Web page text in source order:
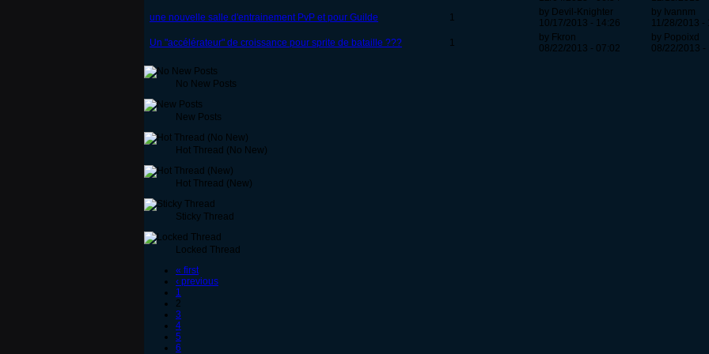
une nouvelle salle d'entrainement PvP et pour Guilde
1
by Devil-Knighter
10/17/2013 - 14:26
by Ivannm
11/28/2013 -
Un "accélérateur" de croissance pour sprite de bataille ???
1
by Fkron
08/22/2013 - 07:02
by Popoixd
08/22/2013 -
No New Posts
New Posts
Hot Thread (No New)
Hot Thread (New)
Sticky Thread
Locked Thread
« first
‹ previous
1
2
3
4
5
6